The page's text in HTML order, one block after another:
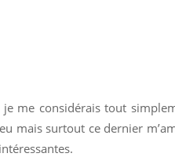
me considérais tout
mais surtout ce dernier